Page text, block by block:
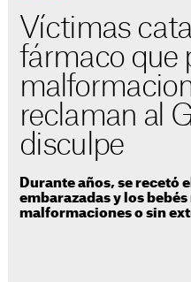
Víctimas
fármaco que
reclaman al
disculpe
Durante años, se recetó
embarazadas y los
malformaciones o sin